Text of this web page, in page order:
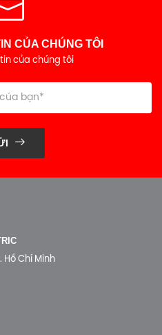
CỦA CHÚNG TÔI
của chúng tôi
Hồ Chí Minh